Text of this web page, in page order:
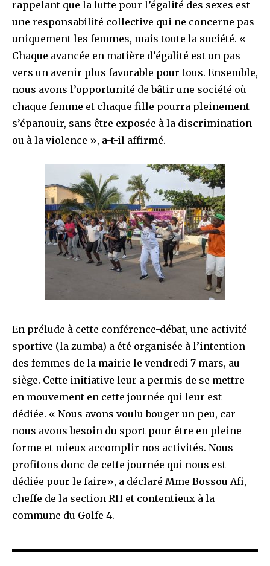
rappelant que la lutte pour l’égalité des sexes est
une responsabilité collective qui ne concerne pas
uniquement les femmes, mais toute la société. «
Chaque avancée en matière d’égalité est un pas
vers un avenir plus favorable pour tous. Ensemble,
nous avons l’opportunité de bâtir une société où
chaque femme et chaque fille pourra pleinement
s’épanouir, sans être exposée à la discrimination
ou à la violence », a-t-il affirmé.
En prélude à cette conférence-débat, une activité
sportive (la zumba) a été organisée à l’intention
des femmes de la mairie le vendredi 7 mars, au
siège. Cette initiative leur a permis de se mettre
en mouvement en cette journée qui leur est
dédiée. « Nous avons voulu bouger un peu, car
nous avons besoin du sport pour être en pleine
forme et mieux accomplir nos activités. Nous
profitons donc de cette journée qui nous est
dédiée pour le faire», a déclaré Mme Bossou Afi,
cheffe de la section RH et contentieux à la
commune du Golfe 4.